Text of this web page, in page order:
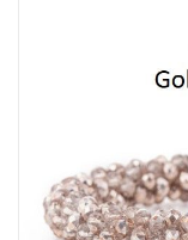
Zonnebrillen